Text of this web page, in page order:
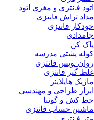
اتود فانتزی و مغزی اتود
مداد تراش فانتزی
خودکار فانتزی
جامدادی
پاک کن
کوله پشتی مدرسه
روان نویس فانتزی
غلط گیر فانتزی
ماژیک هایلایتر
ابزار طراحی و مهندسی
خط کش و گونیا
ماشین حساب فانتزی
متر فانتزی